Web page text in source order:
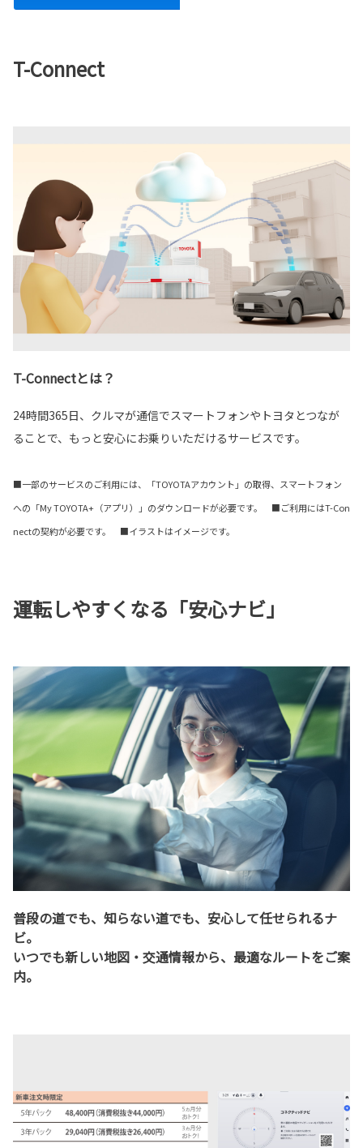
T-Connect
T-Connectとは？
24時間365日、クルマが通信でスマートフォンやトヨタとつなが
ることで、もっと安心にお乗りいただけるサービスです。
■一部のサービスのご利用には、「TOYOTAアカウント」の取得、スマートフォン
への「My TOYOTA+（アプリ）」のダウンロードが必要です。 ■ご利用にはT-Con
nectの契約が必要です。 ■イラストはイメージです。
運転しやすくなる「安心ナビ」
普段の道でも、知らない道でも、安心して任せられるナ
ビ。
いつでも新しい地図・交通情報から、最適なルートをご案
内。